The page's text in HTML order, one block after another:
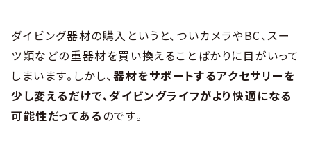
ダイビング器材の購入というと、ついカメラやBC、スー
ツ類などの重器材を買い換えることばかりに目がいって
しまいます。しかし、器材をサポートするアクセサリーを
少し変えるだけで、ダイビングライフがより快適になる
可能性だってあるのです。